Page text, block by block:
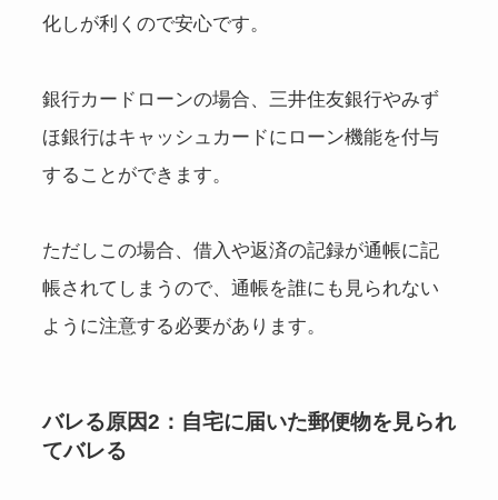
化しが利くので安心です。
銀行カードローンの場合、三井住友銀行やみず
ほ銀行はキャッシュカードにローン機能を付与
することができます。
ただしこの場合、借入や返済の記録が通帳に記
帳されてしまうので、通帳を誰にも見られない
ように注意する必要があります。
バレる原因2：自宅に届いた郵便物を見られ
てバレる